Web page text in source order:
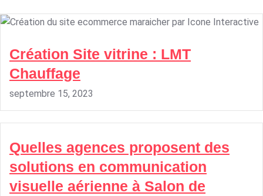
Création Site vitrine : LMT
Chauffage
septembre 15, 2023
Quelles agences proposent des
solutions en communication
visuelle aérienne à Salon de